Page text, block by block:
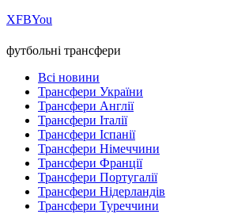
ХFBYou
футбольні трансфери
Всі новини
Трансфери України
Трансфери Англії
Трансфери Італії
Трансфери Іспанії
Трансфери Німеччини
Трансфери Франції
Трансфери Португалії
Трансфери Нідерландів
Трансфери Туреччини